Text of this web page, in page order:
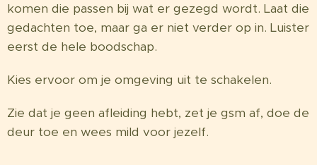
komen die passen bij wat er gezegd wordt. Laat die
gedachten toe, maar ga er niet verder op in. Luister
eerst de hele boodschap.
Kies ervoor om je omgeving uit te schakelen.
Zie dat je geen afleiding hebt, zet je gsm af, doe de
deur toe en wees mild voor jezelf.